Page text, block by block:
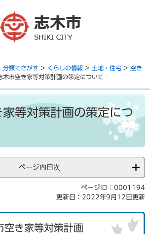
分類でさがす > くらしの情報 > 土地・住宅 > 空き
木市空き家等対策計画の策定について
等対策計画の策定につ
ページ内目次
ページID：0001194
更新日：2022年9月12日更新
空き家等対策計画